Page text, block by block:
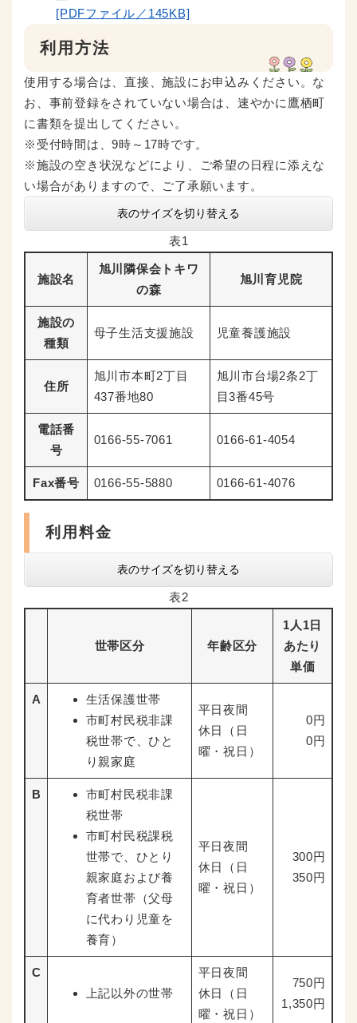
[PDFファイル／145KB]
利用方法
使用する場合は、直接、施設にお申込みください。な
お、事前登録をされていない場合は、速やかに鷹栖町
に書類を提出してください。
※受付時間は、9時～17時です。
※施設の空き状況などにより、ご希望の日程に添えな
い場合がありますので、ご了承願います。
表のサイズを切り替える
表1
施設名
旭川隣保会トキワ
の森
旭川育児院
施設の
種類
母子生活支援施設 児童養護施設
住所
旭川市本町2丁目
437番地80
旭川市台場2条2丁
目3番45号
電話番
号
0166-55-7061 0166-61-4054
Fax番号 0166-55-5880 0166-61-4076
利用料金
表のサイズを切り替える
表2
世帯区分 年齢区分
1人1日
あたり
単価
A
生活保護世帯
市町村民税非課
税世帯で、ひと
り親家庭
平日夜間
休日（日
曜・祝日）
0円
0円
B
市町村民税非課
税世帯
市町村民税課税
世帯で、ひとり
親家庭および養
育者世帯（父母
に代わり児童を
養育）
平日夜間
休日（日
曜・祝日）
300円
350円
C
上記以外の世帯
平日夜間
休日（日
曜・祝日）
750円
1,350円